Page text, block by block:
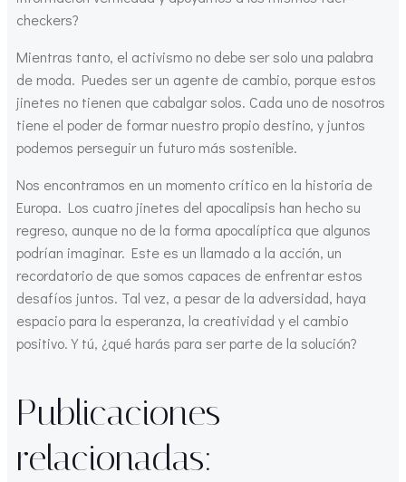
checkers?
Mientras tanto, el activismo no debe ser solo una palabra
de moda. Puedes ser un agente de cambio, porque estos
jinetes no tienen que cabalgar solos. Cada uno de nosotros
tiene el poder de formar nuestro propio destino, y juntos
podemos perseguir un futuro más sostenible.
Nos encontramos en un momento crítico en la historia de
Europa. Los cuatro jinetes del apocalipsis han hecho su
regreso, aunque no de la forma apocalíptica que algunos
podrían imaginar. Este es un llamado a la acción, un
recordatorio de que somos capaces de enfrentar estos
desafíos juntos. Tal vez, a pesar de la adversidad, haya
espacio para la esperanza, la creatividad y el cambio
positivo. Y tú, ¿qué harás para ser parte de la solución?
Publicaciones
relacionadas: